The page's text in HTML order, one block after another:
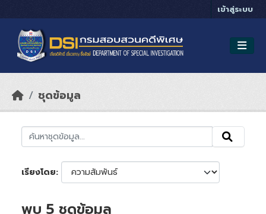
เข้าสู่ระบบ
ชุดข้อมูล
เรียงโดย
พบ 5 ชุดข้อมูล